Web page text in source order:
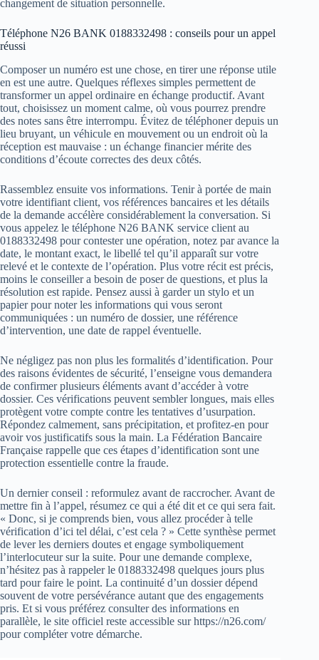
changement de situation personnelle.
Téléphone N26 BANK 0188332498 : conseils pour un appel
réussi
Composer un numéro est une chose, en tirer une réponse utile
en est une autre. Quelques réflexes simples permettent de
transformer un appel ordinaire en échange productif. Avant
tout, choisissez un moment calme, où vous pourrez prendre
des notes sans être interrompu. Évitez de téléphoner depuis un
lieu bruyant, un véhicule en mouvement ou un endroit où la
réception est mauvaise : un échange financier mérite des
conditions d’écoute correctes des deux côtés.
Rassemblez ensuite vos informations. Tenir à portée de main
votre identifiant client, vos références bancaires et les détails
de la demande accélère considérablement la conversation. Si
vous appelez le téléphone N26 BANK service client au
0188332498 pour contester une opération, notez par avance la
date, le montant exact, le libellé tel qu’il apparaît sur votre
relevé et le contexte de l’opération. Plus votre récit est précis,
moins le conseiller a besoin de poser de questions, et plus la
résolution est rapide. Pensez aussi à garder un stylo et un
papier pour noter les informations qui vous seront
communiquées : un numéro de dossier, une référence
d’intervention, une date de rappel éventuelle.
Ne négligez pas non plus les formalités d’identification. Pour
des raisons évidentes de sécurité, l’enseigne vous demandera
de confirmer plusieurs éléments avant d’accéder à votre
dossier. Ces vérifications peuvent sembler longues, mais elles
protègent votre compte contre les tentatives d’usurpation.
Répondez calmement, sans précipitation, et profitez-en pour
avoir vos justificatifs sous la main. La Fédération Bancaire
Française rappelle que ces étapes d’identification sont une
protection essentielle contre la fraude.
Un dernier conseil : reformulez avant de raccrocher. Avant de
mettre fin à l’appel, résumez ce qui a été dit et ce qui sera fait.
« Donc, si je comprends bien, vous allez procéder à telle
vérification d’ici tel délai, c’est cela ? » Cette synthèse permet
de lever les derniers doutes et engage symboliquement
l’interlocuteur sur la suite. Pour une demande complexe,
n’hésitez pas à rappeler le 0188332498 quelques jours plus
tard pour faire le point. La continuité d’un dossier dépend
souvent de votre persévérance autant que des engagements
pris. Et si vous préférez consulter des informations en
parallèle, le site officiel reste accessible sur https://n26.com/
pour compléter votre démarche.